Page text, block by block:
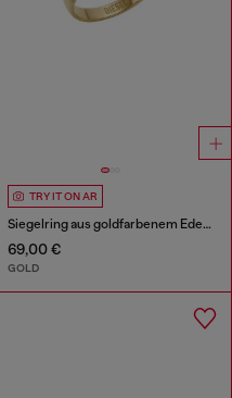
TRY IT ON AR
Siegelring aus goldfarbenem Edelstahl
69,00 €
GOLD